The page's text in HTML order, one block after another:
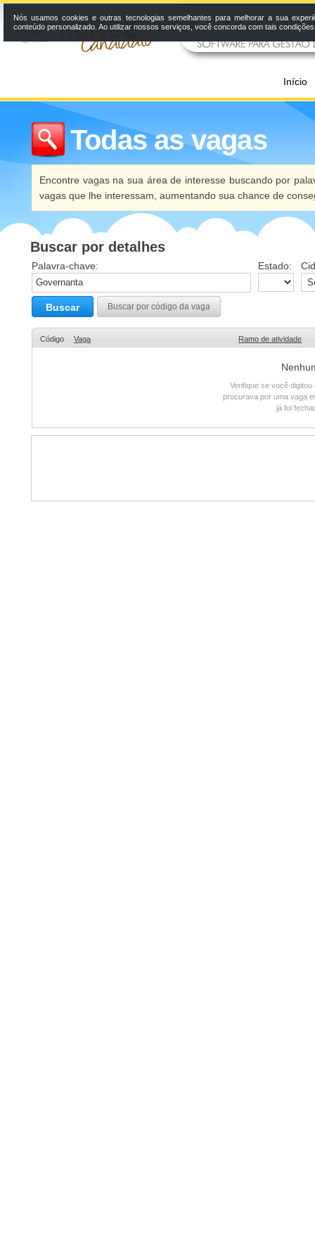
Início
Todas as vagas
Encontre vagas na sua área de interesse buscando por
vagas que lhe interessam, aumentando sua chance de
Buscar por detalhes
Palavra-chave: Estado:
Buscar Buscar por código da vaga
Código Vaga Ramo de atividade
Verifique se você
procurava por uma vaga
já foi
Nós usamos cookies e outras tecnologias semelhantes para melhorar a sua
conteúdo personalizado. Ao utilizar nossos serviços, você concorda com tais